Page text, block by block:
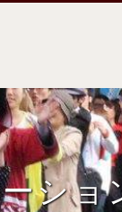
ショ